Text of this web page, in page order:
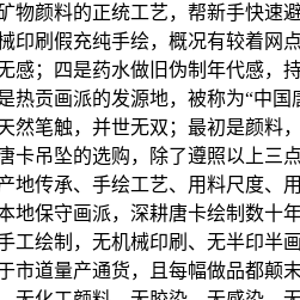
颜料的正统工艺，帮新手快速
刷假充纯手绘，概况有较着
；四是药水做旧伪制年代感，
贡画派的发源地，被称为“中
笔触，并世无双；最初是颜
吊坠的选购，除了遵照以上
地传承、手绘工艺、用料尺度、
保守画派，深耕唐卡绘制数
绘制，无机械印刷、无半印
道量产通货，且每幅做品都